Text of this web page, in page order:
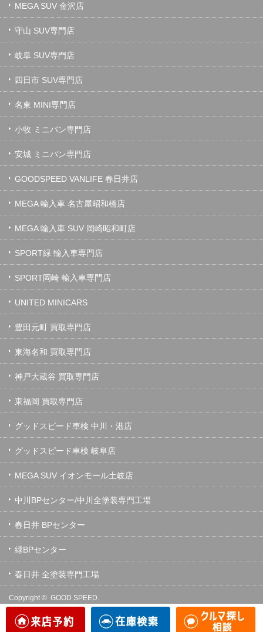
MEGA SUV 金沢店
守山 SUV専門店
岐阜 SUV専門店
四日市 SUV専門店
名東 MINI専門店
小牧 ミニバン専門店
安城 ミニバン専門店
GOODSPEED VANLIFE 春日井店
MEGA 輸入車 名古屋昭和橋店
MEGA 輸入車 SUV 岡崎昭和町店
SPORT緑 輸入車専門店
SPORT岡崎 輸入車専門店
UNITED MINICARS
豊田元町 買取専門店
東海名和 買取専門店
神戸大蔵谷 買取専門店
東福岡 買取専門店
グッドスピード車検 中川・港店
グッドスピード車検 岐阜店
MEGA SUV イオンモール土岐店
中川BPセンター/中川全塗装専門工場
春日井 BPセンター
緑BPセンター
春日井 全塗装専門工場
Copyright © GOOD SPEED.